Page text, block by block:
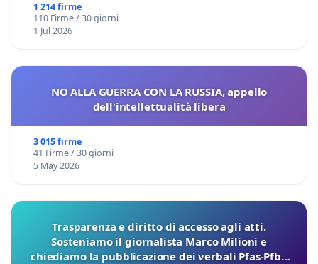
1 214 firme
110 Firme / 30 giorni
1 Jul 2026
NO ALLA GUERRA CON LA RUSSIA, appello
dell'intellettualità libera
3 015 firme
41 Firme / 30 giorni
5 May 2026
Trasparenza e diritto di accesso agli atti.
Sosteniamo il giornalista Marco Milioni e
chiediamo la pubblicazione dei verbali Pfas-Pfba